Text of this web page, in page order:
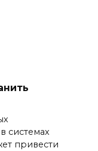
системах
привести